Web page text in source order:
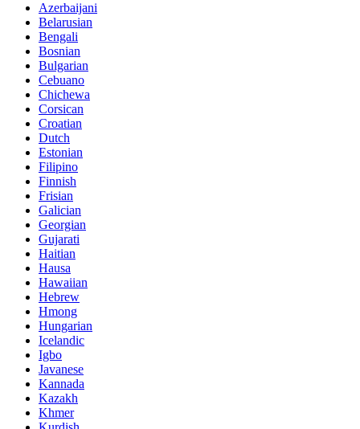
Azerbaijani
Belarusian
Bengali
Bosnian
Bulgarian
Cebuano
Chichewa
Corsican
Croatian
Dutch
Estonian
Filipino
Finnish
Frisian
Galician
Georgian
Gujarati
Haitian
Hausa
Hawaiian
Hebrew
Hmong
Hungarian
Icelandic
Igbo
Javanese
Kannada
Kazakh
Khmer